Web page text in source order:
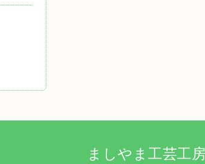
ましやま工芸工